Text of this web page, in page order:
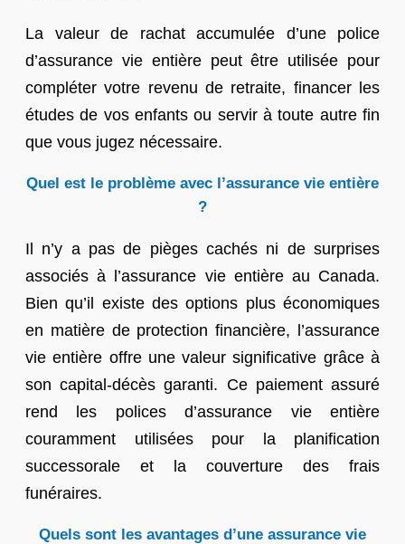
La valeur de rachat accumulée d’une police
d’assurance vie entière peut être utilisée pour
compléter votre revenu de retraite, financer les
études de vos enfants ou servir à toute autre fin
que vous jugez nécessaire.
Quel est le problème avec l’assurance vie entière
?
Il n’y a pas de pièges cachés ni de surprises
associés à l’assurance vie entière au Canada.
Bien qu’il existe des options plus économiques
en matière de protection financière, l’assurance
vie entière offre une valeur significative grâce à
son capital-décès garanti. Ce paiement assuré
rend les polices d’assurance vie entière
couramment utilisées pour la planification
successorale et la couverture des frais
funéraires.
Quels sont les avantages d’une assurance vie